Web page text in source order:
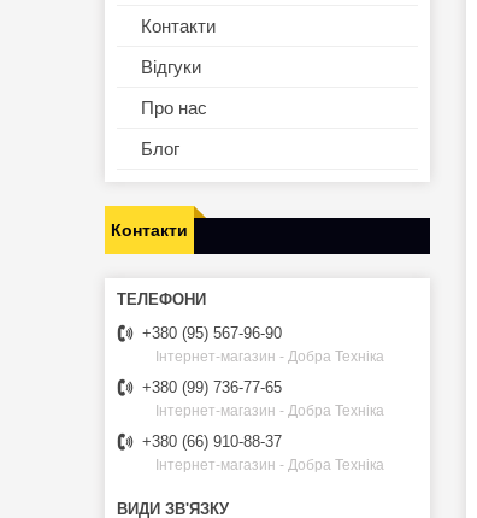
Контакти
Відгуки
Про нас
Блог
Контакти
+380 (95) 567-96-90
Інтернет-магазин - Добра Техніка
+380 (99) 736-77-65
Інтернет-магазин - Добра Техніка
+380 (66) 910-88-37
Інтернет-магазин - Добра Техніка